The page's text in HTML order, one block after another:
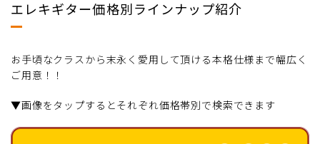
エレキギター価格別ラインナップ紹介
お手頃なクラスから末永く愛用して頂ける本格仕様まで幅広く
ご用意！！
▼画像をタップするとそれぞれ価格帯別で検索できます